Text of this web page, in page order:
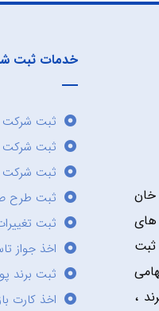
های
،
خدمات ثبت
ثبت شرکت
ثبت
ثبت شرکت
ثبت طرح
ثبت
اخذ جواز
ثبت برند
اخذ کارت